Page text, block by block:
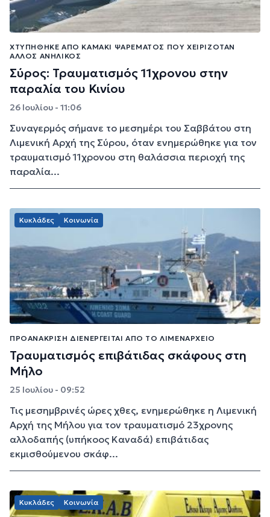
ΧΤΥΠΉΘΗΚΕ ΑΠΌ ΚΑΜΆΚΙ ΨΑΡΈΜΑΤΟΣ ΠΟΥ ΧΕΙΡΙΖΌΤΑΝ
ΆΛΛΟΣ ΑΝΉΛΙΚΟΣ
Σύρος: Τραυματισμός 11χρονου στην
παραλία του Κινίου
26 Ιουλίου - 11:06
Συναγερμός σήμανε το μεσημέρι του Σαββάτου στη
Λιμενική Αρχή της Σύρου, όταν ενημερώθηκε για τον
τραυματισμό 11χρονου στη θαλάσσια περιοχή της
παραλία...
Κυκλάδες Κοινωνία
ΠΡΟΑΝΆΚΡΙΣΗ ΔΙΕΝΕΡΓΕΊΤΑΙ ΑΠΌ ΤΟ ΛΙΜΕΝΑΡΧΕΊΟ
Τραυματισμός επιβάτιδας σκάφους στη
Μήλο
25 Ιουλίου - 09:52
Τις μεσημβρινές ώρες χθες, ενημερώθηκε η Λιμενική
Αρχή της Μήλου για τον τραυματισμό 23χρονης
αλλοδαπής (υπήκοος Καναδά) επιβάτιδας
εκμισθούμενου σκάφ...
Κυκλάδες Κοινωνία